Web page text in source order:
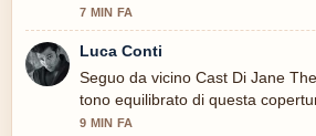
7 MIN FA
Luca Conti
Seguo da vicino Cast Di Jane
tono equilibrato di questa
9 MIN FA